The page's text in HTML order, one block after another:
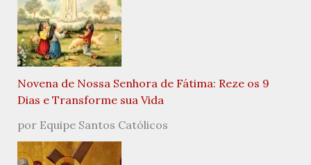
Novena de Nossa Senhora de Fátima: Reze os 9
Dias e Transforme sua Vida
por Equipe Santos Católicos